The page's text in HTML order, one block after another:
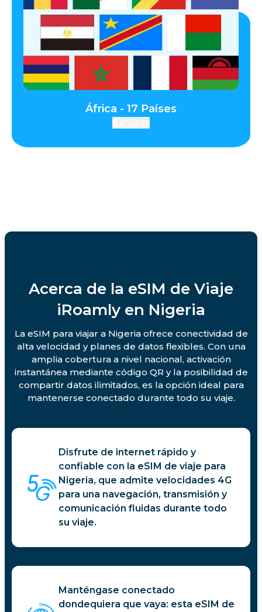
África - 17 Países
Acerca de la eSIM de Viaje
iRoamly en Nigeria
La eSIM para viajar a Nigeria ofrece conectividad de
alta velocidad y planes de datos flexibles. Con una
amplia cobertura a nivel nacional, activación
instantánea mediante código QR y la posibilidad de
compartir datos ilimitados, es la opción ideal para
mantenerse conectado durante todo su viaje.
Disfrute de internet rápido y
confiable con la eSIM de viaje para
Nigeria, que admite velocidades 4G
para una navegación, transmisión y
comunicación fluidas durante todo
su viaje.
Manténgase conectado
dondequiera que vaya: esta eSIM de